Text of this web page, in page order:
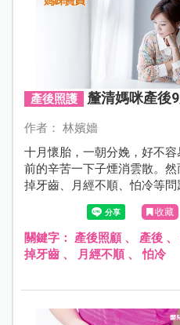
產後照護 釐清媽咪產後
作者： 林嬪嬙
十月懷胎，一朝分娩，好不
前的辛苦一下子煙消雲散。然
掉牙齒、月經不順、怕冷等
心忡忡。究竟這些問題為何
收藏
關鍵字： 產後照顧、 產後、
掉牙齒、 月經不順、怕冷